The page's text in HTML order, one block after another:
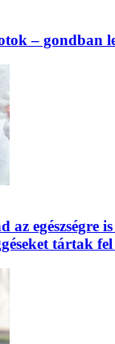
– gondban
az egészségre
tártak